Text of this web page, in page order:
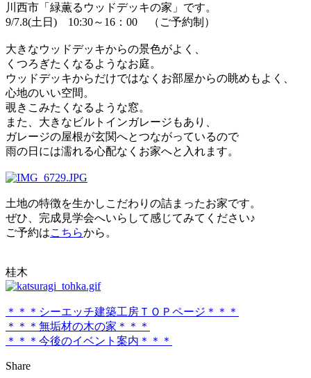
川西市「緑薫るウッドデッキの家」です。
9/7.8(土日) 10:30～16：00 （ご予約制）
大きなウッドデッキからの景色がよく、
くつろぎたくなるようなお庭。
ウッドデッキからだけではなくお部屋からの眺めもよく、
心地のいい空間。
覗きこみたくなるような窓。
また、大きなビルトインガレージもあり、
ガレージの屋根が玄関へとつながっているので
雨の日には濡れる心配なくお家へと入れます。
土地の特徴を生かしこだわりの詰まったお家です。
ぜひ、完成見学会へいらして感じてみてください♪
ご予約はこちらから。
桂木
＊＊＊シーエッチ建築工房ＴＯＰページ＊＊＊
＊＊＊無垢材の木の家＊＊＊
＊＊＊今後のイベント案内＊＊＊
Share